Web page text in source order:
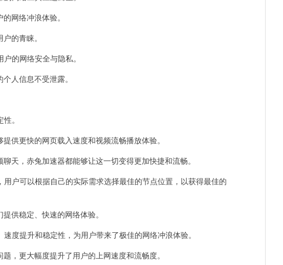
网络冲浪体验。
的青睐。
网络安全与隐私。
人信息不受泄露。
。
更快的网页载入速度和视频流畅播放体验。
，赤兔加速器都能够让这一切变得更加快捷和流畅。
可以根据自己的实际需求选择最佳的节点位置，以获得最佳的
稳定、快速的网络体验。
升和稳定性，为用户带来了极佳的网络冲浪体验。
更大幅度提升了用户的上网速度和流畅度。